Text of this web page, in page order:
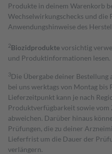
Produkte in deinem Warenkorb
Wechselwirkungschecks und die
Anwendungshinweise des
2Biozidproduktevorsichtig
und Produktinformationen lesen.
3Die Übergabe deiner
bei uns werktags von Montag bis
Lieferzeitpunkt kann je nach
Produktverfügbarkeit sowie vom
abweichen. Darüber hinaus
Prüfungen, die zu deiner
Lieferfrist um die Dauer der
verlängern.